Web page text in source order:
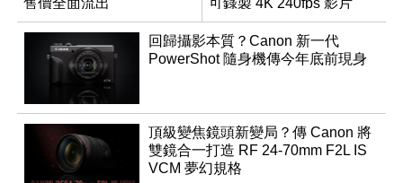
回歸攝影本質？Canon 新一代
PowerShot 隨身機傳今年底前現身
頂級變焦鏡頭新變局？傳 Canon 將
雙鏡合一打造 RF 24-70mm F2L IS
VCM 夢幻規格